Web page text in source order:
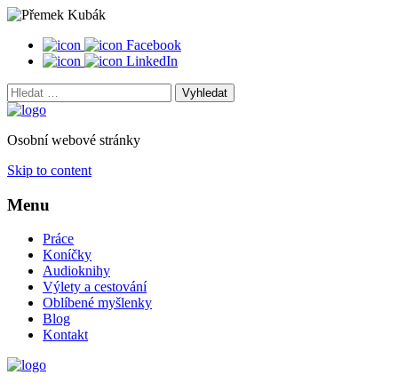
Facebook
LinkedIn
Vyhledat:
Osobní webové stránky
Skip to content
Menu
Práce
Koníčky
Audioknihy
Výlety a cestování
Oblíbené myšlenky
Blog
Kontakt